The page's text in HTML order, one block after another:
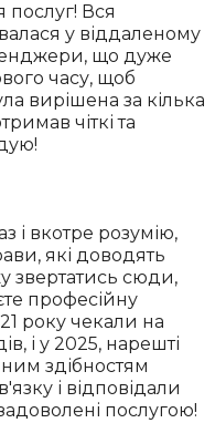
Вся
у віддаленому
що дуже
часу, щоб
вирішена за кілька
чіткі та
вкотре розумію,
які доводять
звертатись сюди,
професійну
року чекали на
і у 2025, нарешті
здібностям
і відповідали
послугою!